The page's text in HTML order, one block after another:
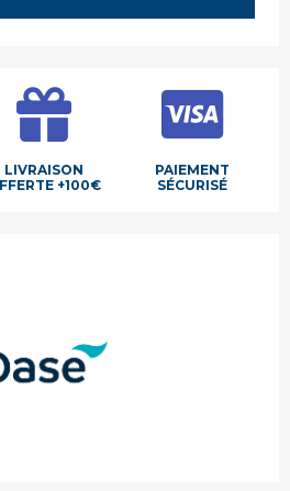
LIVRAISON
+100€
PAIEMENT
SÉCURISÉ